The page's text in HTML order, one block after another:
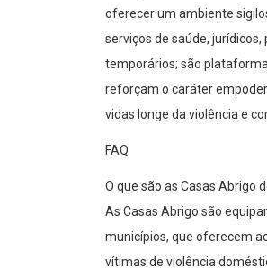
oferecer um ambiente
serviços de saúde,
temporários; são
reforçam o caráter
vidas longe da violência e
FAQ
O que são as Casas Abrigo
As Casas Abrigo são
municípios, que oferecem
vítimas de violência